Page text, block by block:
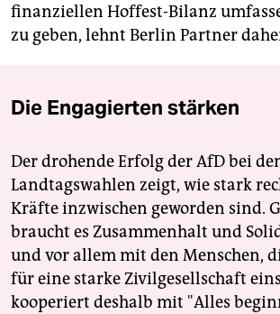
finanziellen Hoffest-Bilanz
zu geben, lehnt Berlin Partner
Die Engagierten stärken
Der drohende Erfolg der AfD bei
Landtagswahlen zeigt, wie stark
Kräfte inzwischen geworden sind.
braucht es Zusammenhalt und
und vor allem mit den Menschen,
für eine starke Zivilgesellschaft
kooperiert deshalb mit "Alles